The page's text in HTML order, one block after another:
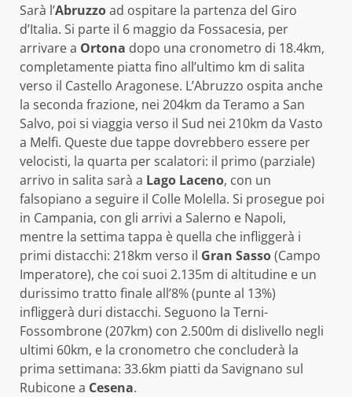
Sarà l’Abruzzoad ospitare la partenza del Giro
d’Italia. Si parte il 6 maggio da Fossacesia, per
arrivare a Ortona dopo una cronometro di 18.4km,
completamente piatta fino all’ultimo km di salita
verso il Castello Aragonese. L’Abruzzo ospita anche
la seconda frazione, nei 204km da Teramo a San
Salvo, poi si viaggia verso il Sud nei 210km da Vasto
a Melfi. Queste due tappe dovrebbero essere per
velocisti, la quarta per scalatori: il primo (parziale)
arrivo in salita sarà a Lago Laceno, con un
falsopiano a seguire il Colle Molella. Si prosegue poi
in Campania, con gli arrivi a Salerno e Napoli,
mentre la settima tappa è quella che infliggerà i
primi distacchi: 218km verso il Gran Sasso(Campo
Imperatore), che coi suoi 2.135m di altitudine e un
durissimo tratto finale all’8% (punte al 13%)
infliggerà duri distacchi. Seguono la Terni-
Fossombrone (207km) con 2.500m di dislivello negli
ultimi 60km, e la cronometro che concluderà la
prima settimana: 33.6km piatti da Savignano sul
Rubicone a Cesena.